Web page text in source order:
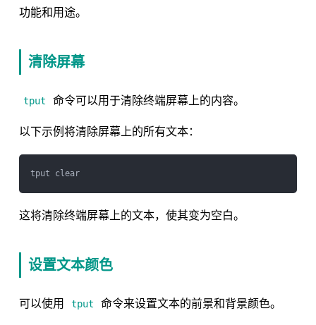
功能和用途。
清除屏幕
tput 命令可以用于清除终端屏幕上的内容。
以下示例将清除屏幕上的所有文本：
tput clear
这将清除终端屏幕上的文本，使其变为空白。
设置文本颜色
可以使用 tput 命令来设置文本的前景和背景颜色。